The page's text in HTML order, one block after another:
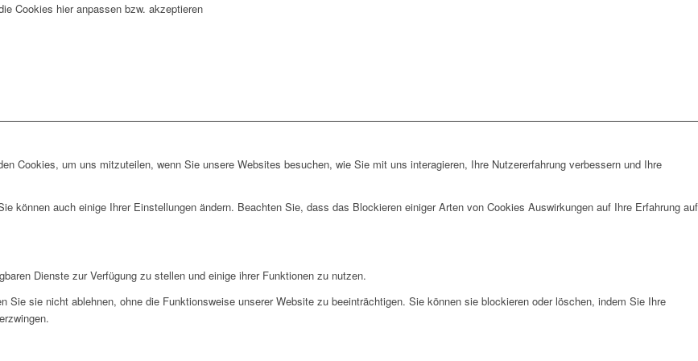
Cookies hier anpassen bzw. akzeptieren
Cookies, um uns mitzuteilen, wenn Sie unsere Websites besuchen, wie Sie mit uns interagieren, Ihre Nutzererfahrung verbessern und Ihre
können auch einige Ihrer Einstellungen ändern. Beachten Sie, dass das Blockieren einiger Arten von Cookies Auswirkungen auf Ihre Erfahrung auf
Dienste zur Verfügung zu stellen und einige ihrer Funktionen zu nutzen.
sie nicht ablehnen, ohne die Funktionsweise unserer Website zu beeinträchtigen. Sie können sie blockieren oder löschen, indem Sie Ihre